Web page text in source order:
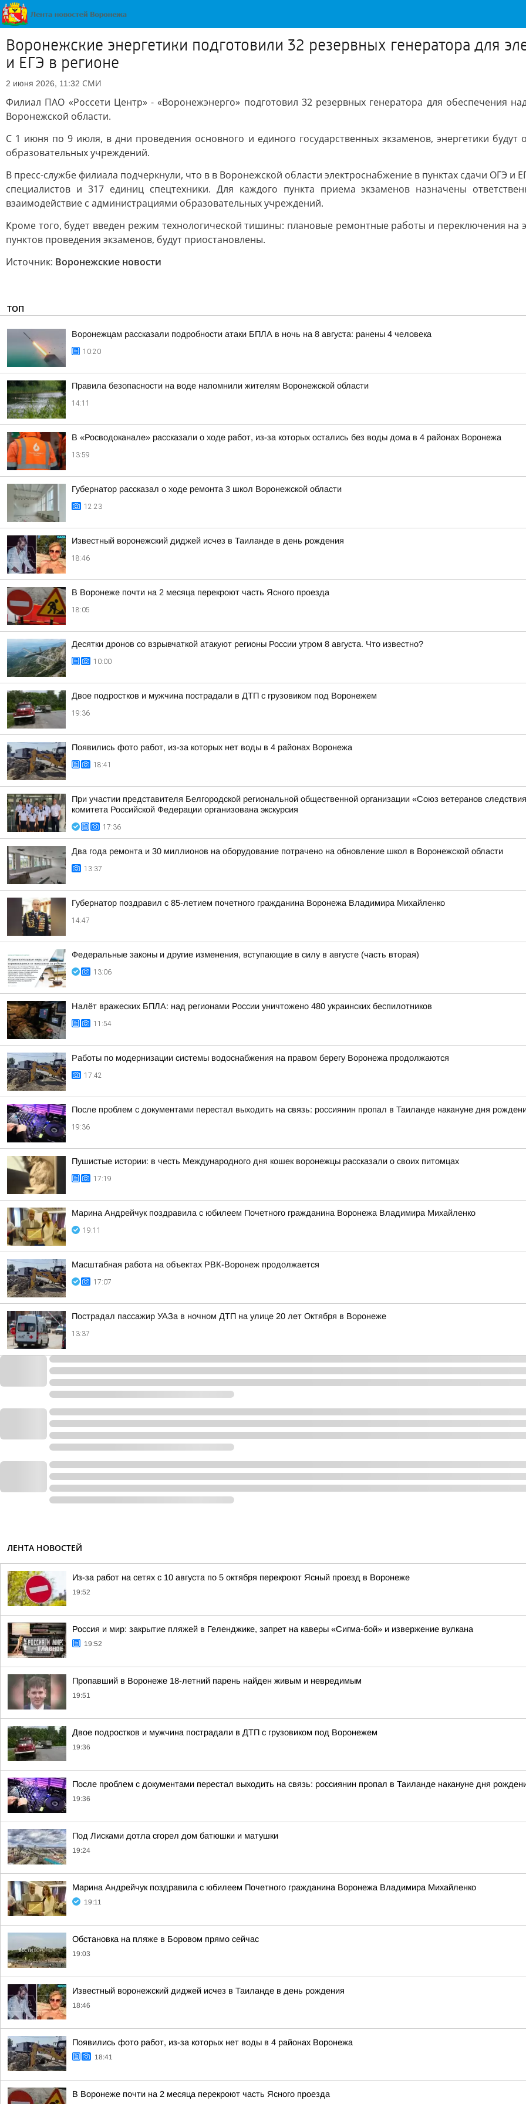
Воронежские энергетики подготовили 32 резервных генератора для
и ЕГЭ в регионе
2 июня 2026, 11:32 СМИ
Филиал ПАО «Россети Центр» - «Воронежэнерго» подготовил 32 резервных генератора для обеспечения
Воронежской области.
С 1 июня по 9 июля, в дни проведения основного и единого государственных экзаменов, энергетики
образовательных учреждений.
В пресс-службе филиала подчеркнули, что в в Воронежской области электроснабжение в пунктах сдачи ОГЭ и
специалистов и 317 единиц спецтехники. Для каждого пункта приема экзаменов назначены
взаимодействие с администрациями образовательных учреждений.
Кроме того, будет введен режим технологической тишины: плановые ремонтные работы и переключения на
пунктов проведения экзаменов, будут приостановлены.
Источник: Воронежские новости
ТОП
Воронежцам рассказали подробности атаки БПЛА в ночь на 8 августа: ранены 4 человека
10:20
Правила безопасности на воде напомнили жителям Воронежской области
14:11
В «Росводоканале» рассказали о ходе работ, из-за которых остались без воды дома в 4 районах Воронежа
13:59
Губернатор рассказал о ходе ремонта 3 школ Воронежской области
12:23
Известный воронежский диджей исчез в Таиланде в день рождения
18:46
В Воронеже почти на 2 месяца перекроют часть Ясного проезда
18:05
Десятки дронов со взрывчаткой атакуют регионы России утром 8 августа. Что известно?
10:00
Двое подростков и мужчина пострадали в ДТП с грузовиком под Воронежем
19:36
Появились фото работ, из-за которых нет воды в 4 районах Воронежа
18:41
При участии представителя Белгородской региональной общественной организации «Союз ветеранов
комитета Российской Федерации организована экскурсия
17:36
Два года ремонта и 30 миллионов на оборудование потрачено на обновление школ в Воронежской области
13:37
Губернатор поздравил с 85-летием почетного гражданина Воронежа Владимира Михайленко
14:47
Федеральные законы и другие изменения, вступающие в силу в августе (часть вторая)
13:06
Налёт вражеских БПЛА: над регионами России уничтожено 480 украинских беспилотников
11:54
Работы по модернизации системы водоснабжения на правом берегу Воронежа продолжаются
17:42
После проблем с документами перестал выходить на связь: россиянин пропал в Таиланде накануне дня
19:36
Пушистые истории: в честь Международного дня кошек воронежцы рассказали о своих питомцах
17:19
Марина Андрейчук поздравила с юбилеем Почетного гражданина Воронежа Владимира Михайленко
19:11
Масштабная работа на объектах РВК-Воронеж продолжается
17:07
Пострадал пассажир УАЗа в ночном ДТП на улице 20 лет Октября в Воронеже
13:37
ЛЕНТА НОВОСТЕЙ
Из-за работ на сетях с 10 августа по 5 октября перекроют Ясный проезд в Воронеже
19:52
Россия и мир: закрытие пляжей в Геленджике, запрет на каверы «Сигма-бой» и извержение вулкана
19:52
Пропавший в Воронеже 18-летний парень найден живым и невредимым
19:51
Двое подростков и мужчина пострадали в ДТП с грузовиком под Воронежем
19:36
После проблем с документами перестал выходить на связь: россиянин пропал в Таиланде накануне дня
19:36
Под Лисками дотла сгорел дом батюшки и матушки
19:24
Марина Андрейчук поздравила с юбилеем Почетного гражданина Воронежа Владимира Михайленко
19:11
Обстановка на пляже в Боровом прямо сейчас
19:03
Известный воронежский диджей исчез в Таиланде в день рождения
18:46
Появились фото работ, из-за которых нет воды в 4 районах Воронежа
18:41
В Воронеже почти на 2 месяца перекроют часть Ясного проезда